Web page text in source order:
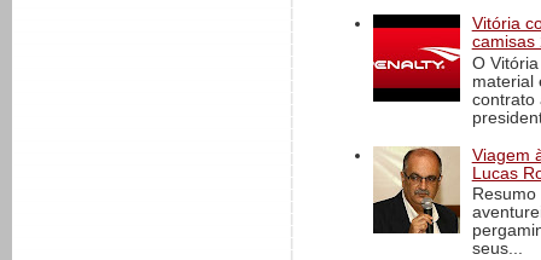
Vitória
camisas
O
material
contrato
Viagem
Lucas
seus...